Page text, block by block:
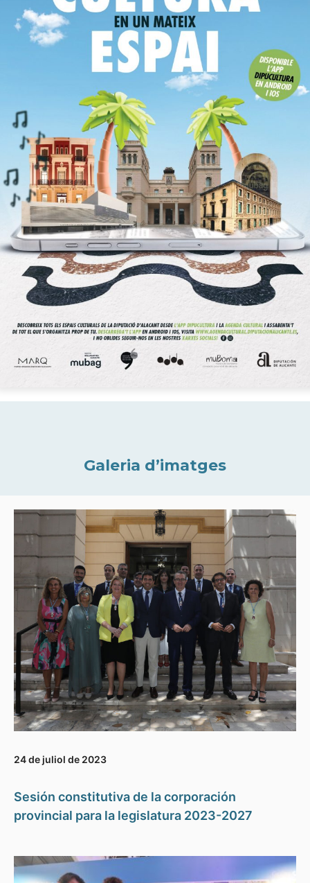
Galeria d’imatges
24 de juliol de 2023
Sesión constitutiva de la corporación
provincial para la legislatura 2023-2027